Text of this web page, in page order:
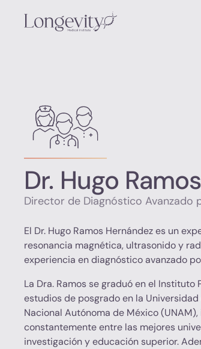
Dr. Hugo
Director de Diagnóstico Avanzado
El Dr. Hugo Ramos Hernández es un
resonancia magnética, ultrasonido y
experiencia en diagnóstico avanzado
La Dra. Ramos se graduó en el
estudios de posgrado en la
Nacional Autónoma de México
constantemente entre las mejores
investigación y educación superior.